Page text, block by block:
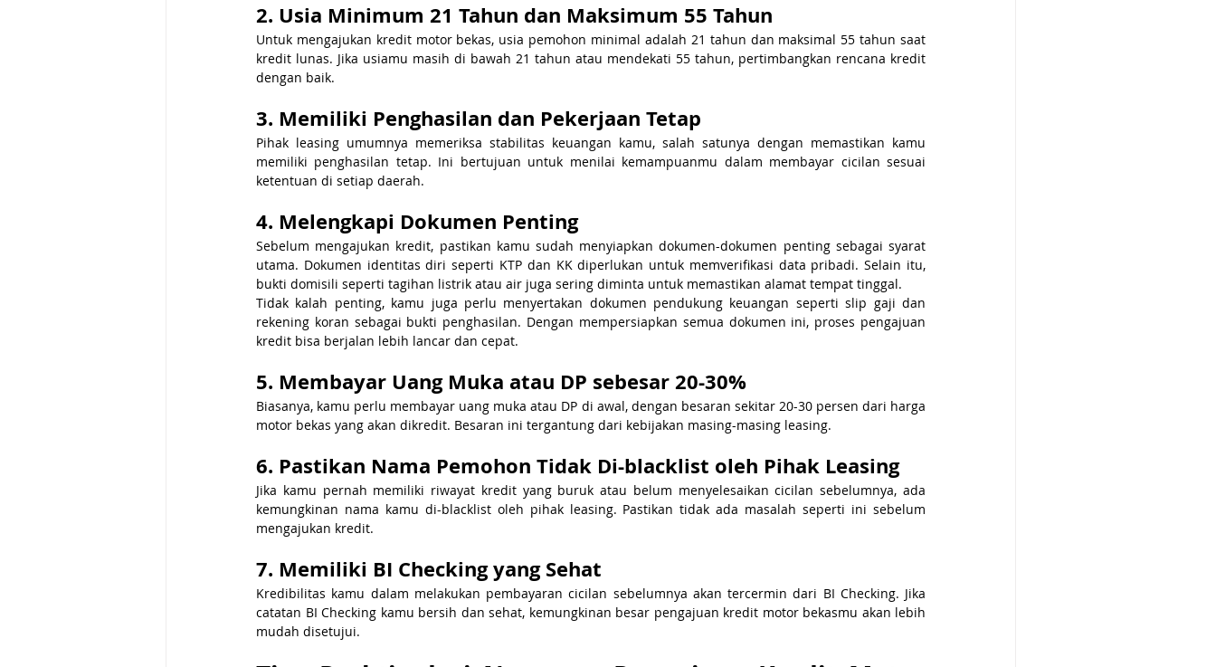
2. Usia Minimum 21 Tahun dan Maksimum 55 Tahun
Untuk mengajukan kredit motor bekas, usia pemohon minimal adalah 21 tahun dan maksimal 55 tahun saat
kredit lunas. Jika usiamu masih di bawah 21 tahun atau mendekati 55 tahun, pertimbangkan rencana kredit
dengan baik.
3. Memiliki Penghasilan dan Pekerjaan Tetap
Pihak leasing umumnya memeriksa stabilitas keuangan kamu, salah satunya dengan memastikan kamu
memiliki penghasilan tetap. Ini bertujuan untuk menilai kemampuanmu dalam membayar cicilan sesuai
ketentuan di setiap daerah.
4. Melengkapi Dokumen Penting
Sebelum mengajukan kredit, pastikan kamu sudah menyiapkan dokumen-dokumen penting sebagai syarat
utama. Dokumen identitas diri seperti KTP dan KK diperlukan untuk memverifikasi data pribadi. Selain itu,
bukti domisili seperti tagihan listrik atau air juga sering diminta untuk memastikan alamat tempat tinggal.
Tidak kalah penting, kamu juga perlu menyertakan dokumen pendukung keuangan seperti slip gaji dan
rekening koran sebagai bukti penghasilan. Dengan mempersiapkan semua dokumen ini, proses pengajuan
kredit bisa berjalan lebih lancar dan cepat.
5. Membayar Uang Muka atau DP sebesar 20-30%
Biasanya, kamu perlu membayar uang muka atau DP di awal, dengan besaran sekitar 20-30 persen dari harga
motor bekas yang akan dikredit. Besaran ini tergantung dari kebijakan masing-masing leasing.
6. Pastikan Nama Pemohon Tidak Di-blacklist oleh Pihak Leasing
Jika kamu pernah memiliki riwayat kredit yang buruk atau belum menyelesaikan cicilan sebelumnya, ada
kemungkinan nama kamu di-blacklist oleh pihak leasing. Pastikan tidak ada masalah seperti ini sebelum
mengajukan kredit.
7. Memiliki BI Checking yang Sehat
Kredibilitas kamu dalam melakukan pembayaran cicilan sebelumnya akan tercermin dari BI Checking. Jika
catatan BI Checking kamu bersih dan sehat, kemungkinan besar pengajuan kredit motor bekasmu akan lebih
mudah disetujui.